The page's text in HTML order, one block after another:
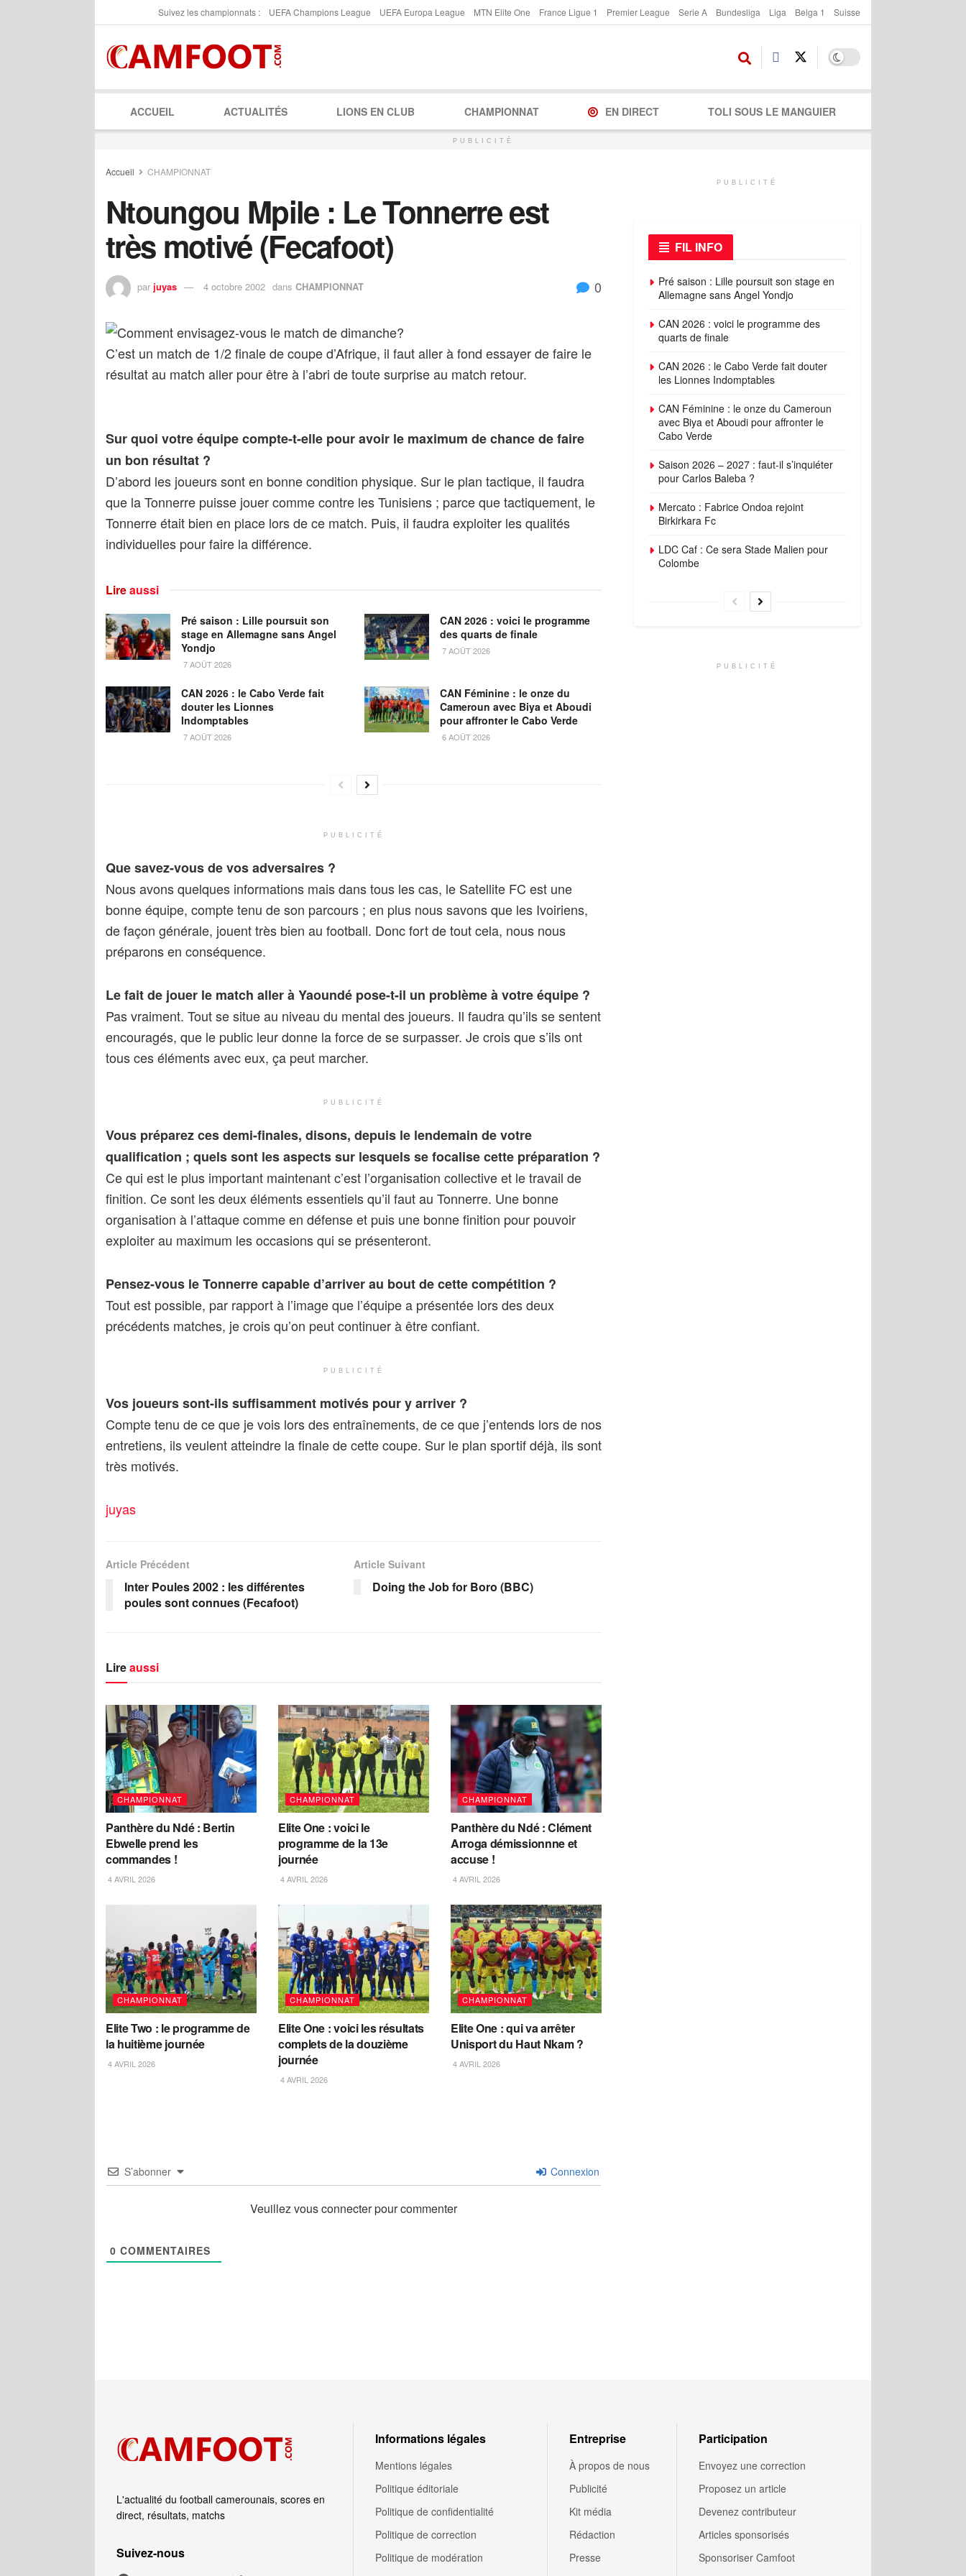
Suivez les championnats : UEFA Champions League UEFA Europa League MTN Elite One France Ligue 1 Premier League Serie A Bundesliga Liga Belga 1 Suisse
ACCUEIL ACTUALITÉS LIONS EN CLUB CHAMPIONNAT EN DIRECT TOLI SOUS LE MANGUIER
PUBLICITÉ
Accueil CHAMPIONNAT
Ntoungou Mpile : Le Tonnerre est
très motivé (Fecafoot)
par juyas 4 octobre 2002 dans CHAMPIONNAT 0
Comment envisagez-vous le match de dimanche?
C’est un match de 1/2 finale de coupe d’Afrique, il faut aller à fond essayer de faire le
résultat au match aller pour être à l’abri de toute surprise au match retour.
Sur quoi votre équipe compte-t-elle pour avoir le maximum de chance de faire
un bon résultat ?
D’abord les joueurs sont en bonne condition physique. Sur le plan tactique, il faudra
que la Tonnerre puisse jouer comme contre les Tunisiens ; parce que tactiquement, le
Tonnerre était bien en place lors de ce match. Puis, il faudra exploiter les qualités
individuelles pour faire la différence.
Lireaussi
Pré saison : Lille poursuit son
stage en Allemagne sans Angel
Yondjo
7 AOÛT 2026
CAN 2026 : voici le programme
des quarts de finale
7 AOÛT 2026
CAN 2026 : le Cabo Verde fait
douter les Lionnes
Indomptables
7 AOÛT 2026
CAN Féminine : le onze du
Cameroun avec Biya et Aboudi
pour affronter le Cabo Verde
6 AOÛT 2026
PUBLICITÉ
Que savez-vous de vos adversaires ?
Nous avons quelques informations mais dans tous les cas, le Satellite FC est une
bonne équipe, compte tenu de son parcours ; en plus nous savons que les Ivoiriens,
de façon générale, jouent très bien au football. Donc fort de tout cela, nous nous
préparons en conséquence.
Le fait de jouer le match aller à Yaoundé pose-t-il un problème à votre équipe ?
Pas vraiment. Tout se situe au niveau du mental des joueurs. Il faudra qu’ils se sentent
encouragés, que le public leur donne la force de se surpasser. Je crois que s’ils ont
tous ces éléments avec eux, ça peut marcher.
PUBLICITÉ
Vous préparez ces demi-finales, disons, depuis le lendemain de votre
qualification ; quels sont les aspects sur lesquels se focalise cette préparation ?
Ce qui est le plus important maintenant c’est l’organisation collective et le travail de
finition. Ce sont les deux éléments essentiels qu’il faut au Tonnerre. Une bonne
organisation à l’attaque comme en défense et puis une bonne finition pour pouvoir
exploiter au maximum les occasions qui se présenteront.
Pensez-vous le Tonnerre capable d’arriver au bout de cette compétition ?
Tout est possible, par rapport à l’image que l’équipe a présentée lors des deux
précédents matches, je crois qu’on peut continuer à être confiant.
PUBLICITÉ
Vos joueurs sont-ils suffisamment motivés pour y arriver ?
Compte tenu de ce que je vois lors des entraînements, de ce que j’entends lors de nos
entretiens, ils veulent atteindre la finale de cette coupe. Sur le plan sportif déjà, ils sont
très motivés.
juyas
Article Précédent
Inter Poules 2002 : les différentes
poules sont connues (Fecafoot)
Article Suivant
Doing the Job for Boro (BBC)
Lireaussi
CHAMPIONNAT
Panthère du Ndé : Bertin
Ebwelle prend les
commandes !
4 AVRIL 2026
CHAMPIONNAT
Elite One : voici le
programme de la 13e
journée
4 AVRIL 2026
CHAMPIONNAT
Panthère du Ndé : Clément
Arroga démissionnne et
accuse !
4 AVRIL 2026
CHAMPIONNAT
Elite Two : le programme de
la huitième journée
4 AVRIL 2026
CHAMPIONNAT
Elite One : voici les résultats
complets de la douzième
journée
4 AVRIL 2026
CHAMPIONNAT
Elite One : qui va arrêter
Unisport du Haut Nkam ?
4 AVRIL 2026
S’abonner Connexion
Veuillez vous connecter pour commenter
0 COMMENTAIRES
PUBLICITÉ
FIL INFO
Pré saison : Lille poursuit son stage en
Allemagne sans Angel Yondjo
CAN 2026 : voici le programme des
quarts de finale
CAN 2026 : le Cabo Verde fait douter
les Lionnes Indomptables
CAN Féminine : le onze du Cameroun
avec Biya et Aboudi pour affronter le
Cabo Verde
Saison 2026 – 2027 : faut-il s’inquiéter
pour Carlos Baleba ?
Mercato : Fabrice Ondoa rejoint
Birkirkara Fc
LDC Caf : Ce sera Stade Malien pour
Colombe
PUBLICITÉ
L'actualité du football camerounais, scores en
direct, résultats, matchs
Suivez‑nous
Informations légales
Mentions légales
Politique éditoriale
Politique de confidentialité
Politique de correction
Politique de modération
Entreprise
À propos de nous
Publicité
Kit média
Rédaction
Presse
Participation
Envoyez une correction
Proposez un article
Devenez contributeur
Articles sponsorisés
Sponsoriser Camfoot